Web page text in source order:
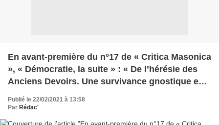
En avant-première du n°17 de « Critica Masonica
», « Démocratie, la suite » : « De l’hérésie des
Anciens Devoirs. Une survivance gnostique en
Publié le 22/02/2021 à 13:58
Par Rédac'